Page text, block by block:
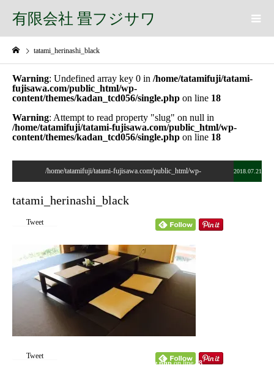
有限会社 畳フジサワ
tatami_herinashi_black
Warning: Undefined array key 0 in /home/tatamifuji/tatami-
fujisawa.com/public_html/wp-
content/themes/kadan_tcd056/single.php on line 18
Warning: Attempt to read property "slug" on null in
/home/tatamifuji/tatami-fujisawa.com/public_html/wp-
content/themes/kadan_tcd056/single.php on line 18
/home/tatamifuji/tatami-fujisawa.com/public_html/wp-
fujisawa.com/public_html/wp-
content/themes/kadan_tcd056/single.phpon line28
: Attempt to read property "name" on null in
content/themes/kadan_tcd056/single.phpon line28
2018.07.21
tatami_herinashi_black
Tweet
Tweet